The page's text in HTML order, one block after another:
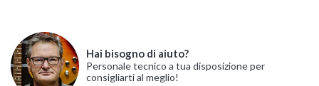
Hai bisogno di aiuto?
Personale tecnico a tua disposizione per
consigliarti al meglio!